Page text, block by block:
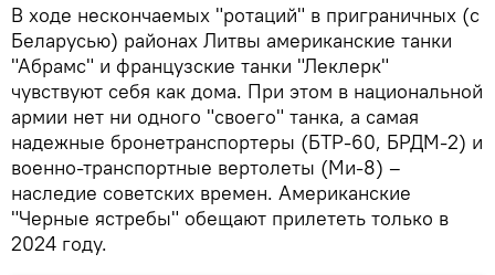
В ходе нескончаемых "ротаций" в приграничных (с
Беларусью) районах Литвы американские танки
"Абрамс" и французские танки "Леклерк"
чувствуют себя как дома. При этом в национальной
армии нет ни одного "своего" танка, а самая
надежные бронетранспортеры (БТР-60, БРДМ-2) и
военно-транспортные вертолеты (Ми-8) –
наследие советских времен. Американские
"Черные ястребы" обещают прилететь только в
2024 году.